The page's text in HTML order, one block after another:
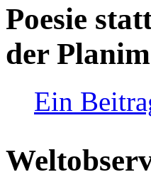
Poesie
der
Ein